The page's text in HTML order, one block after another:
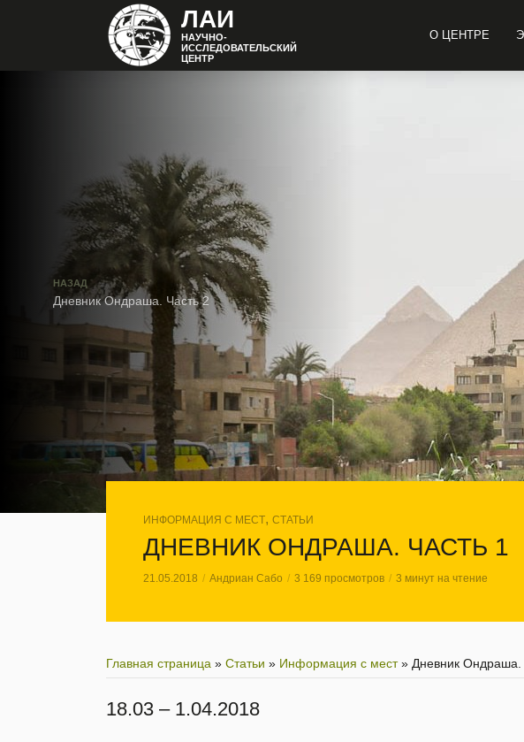
ЛАИ
НАУЧНО-
ИССЛЕДОВАТЕЛЬСКИЙ
ЦЕНТР
О ЦЕНТРЕ
НАЗАД
Дневник Ондраша. Часть 2
ИНФОРМАЦИЯ С МЕСТ, СТАТЬИ
ДНЕВНИК ОНДРАША. ЧАСТЬ 1
21.05.2018 Андриан Сабо 3 169 просмотров 3 минут на чтение
Главная страница » Статьи » Информация с мест» Дневник Ондраша.
18.03 – 1.04.2018